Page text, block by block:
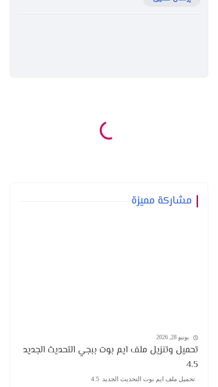
مشاركة مميزة
يونيو 28, 2026
تحميل وتنزيل ملف ايم بوت ببجي التحديث الجديد
4.5
تحميل ملف ايم بوت التحديث الجديد 4.5